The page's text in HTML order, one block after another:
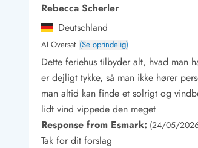
Kulinariske oplevelser
Sandskulpturfestival
Hold jul i sommerhuset
Vikingetiden i Danmark
Kontakt Bjerregård Kontakt SøndervigKontakt
Kontakt, åbningstider og døgnvagt
Feriehusudlejning siden 1965
Rebecca Scherler
Deutschland
AI Oversat (Se oprindelig)
Dette feriehus tilbyder alt, hvad
er dejligt tykke, så man ikke hører
man altid kan finde et solrigt og
lidt vind vippede den meget
Response from Esmark: (24/05/
Tak for dit forslag